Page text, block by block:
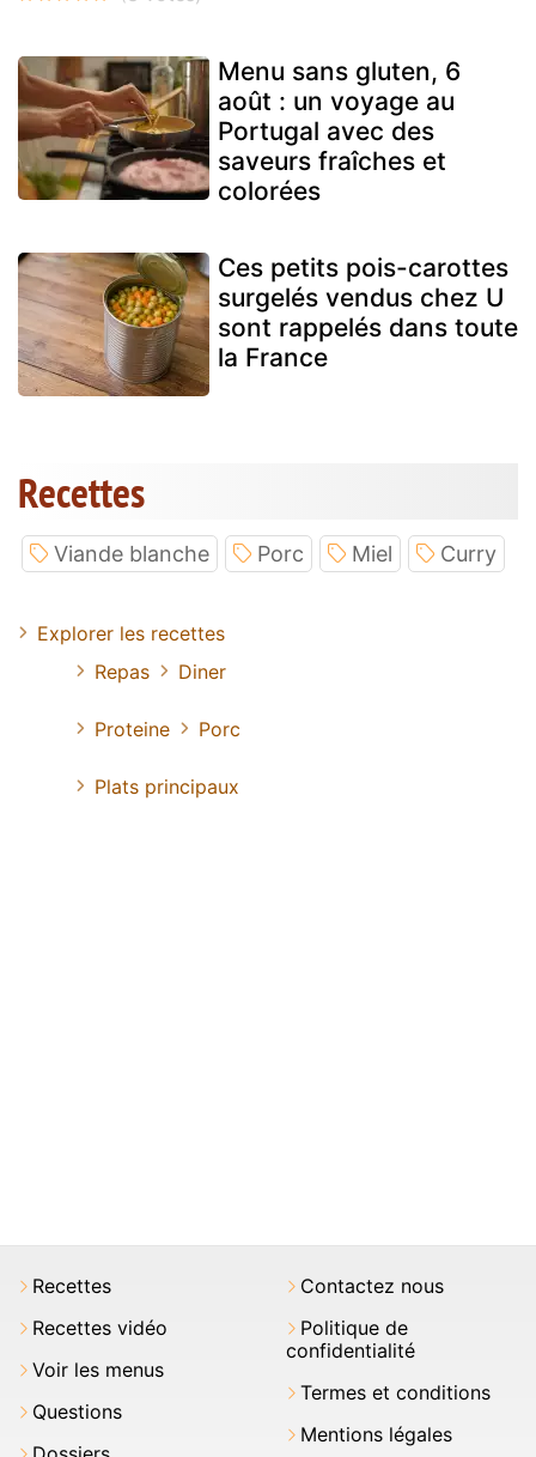
Menu sans gluten, 6
août : un voyage au
Portugal avec des
saveurs fraîches et
colorées
Ces petits pois-carottes
surgelés vendus chez U
sont rappelés dans toute
la France
Recettes
Viande blanche Porc Miel Curry
Explorer les recettes
Repas
Diner
Proteine Porc
Plats principaux
Recettes
Recettes vidéo
Voir les menus
Questions
Contactez nous
Politique de
confidentialité
Termes et conditions
Mentions légales